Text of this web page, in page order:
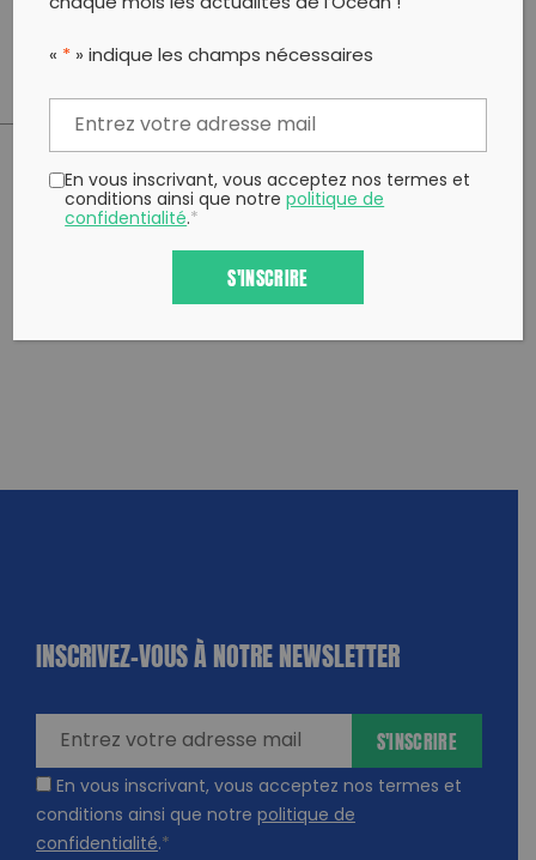
PARTAGER CET ARTICLE:
INSCRIVEZ-VOUS À NOTRE NEWSLETTER
En vous inscrivant, vous acceptez nos termes et
conditions ainsi que notre politique de
confidentialité.*
S'INSCRIRE
« * » indique les champs nécessaires
En vous inscrivant, vous acceptez nos termes et
conditions ainsi que notrepolitique de
confidentialité.*
S'INSCRIRE